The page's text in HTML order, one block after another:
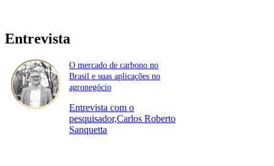
Entrevista
O mercado de carbono no
Brasil e suas aplicações no
agronegócio
Entrevista com o
pesquisador,Carlos Roberto
Sanquetta